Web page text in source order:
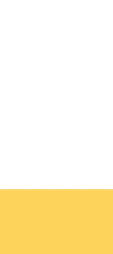
3.1